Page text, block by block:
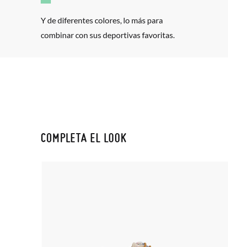
Y de diferentes colores, lo más para
combinar con sus deportivas favoritas.
COMPLETA EL LOOK